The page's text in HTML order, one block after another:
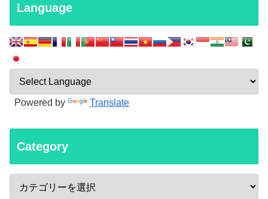
Language
Powered by Translate
Category